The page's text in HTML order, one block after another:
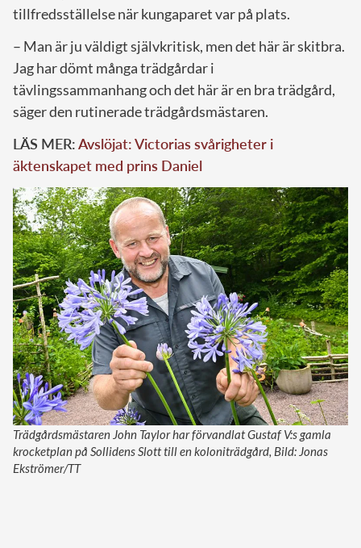
tillfredsställelse när kungaparet var på plats.
– Man är ju väldigt självkritisk, men det här är skitbra.
Jag har dömt många trädgårdar i
tävlingssammanhang och det här är en bra trädgård,
säger den rutinerade trädgårdsmästaren.
LÄS MER:Avslöjat: Victorias svårigheter i
äktenskapet med prins Daniel
Trädgårdsmästaren John Taylor har förvandlat Gustaf V:s gamla
krocketplan på Sollidens Slott till en koloniträdgård, Bild: Jonas
Ekströmer/TT